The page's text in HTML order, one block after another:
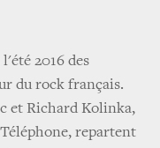
2016 des
du rock français.
et Richard Kolinka,
repartent